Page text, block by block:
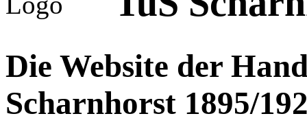
Die Website der
Scharnhorst 1895/